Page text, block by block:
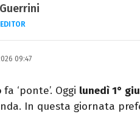
in Lettere, smania di
09:47
fa ‘ponte’. Oggi lunedì 1°
In questa giornata